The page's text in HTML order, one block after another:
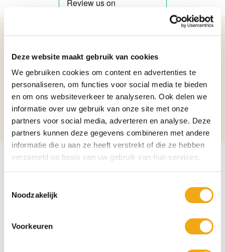
Deze website maakt gebruik van cookies
We gebruiken cookies om content en advertenties te
personaliseren, om functies voor social media te bieden
en om ons websiteverkeer te analyseren. Ook delen we
informatie over uw gebruik van onze site met onze
partners voor social media, adverteren en analyse. Deze
partners kunnen deze gegevens combineren met andere
informatie die u aan ze heeft verstrekt of die ze hebben
verzameld op basis van uw gebruik van hun services.
Noodzakelijk
Voorkeuren
Details over het product
Blikken model van een Flower Power Surfbus - Lengte 25,7 cm
Netto gewicht: 1 kg
Hoogte: 14,7 cm
Breedte: 12 cm
Lengte: 25,7 cm
Formaat beelden Beelden van 15 t/m 35 cm